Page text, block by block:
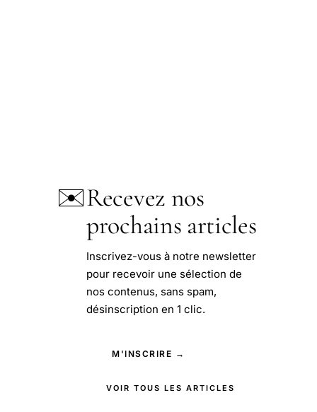
✉️Recevez nos
prochains articles
Inscrivez-vous à notre newsletter
pour recevoir une sélection de
nos contenus, sans spam,
désinscription en 1 clic.
M'INSCRIRE →
VOIR TOUS LES ARTICLES